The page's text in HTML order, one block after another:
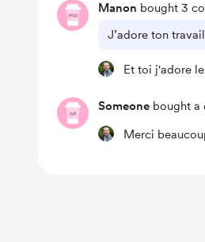
Manon bought 3
J’adore ton travail
Et toi j'adore
Someone bought a
Merci